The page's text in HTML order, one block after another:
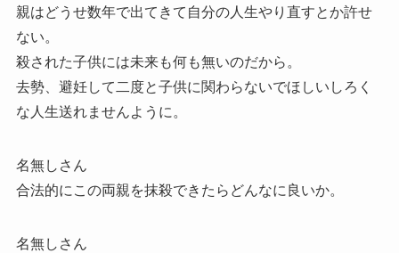
親はどうせ数年で出てきて自分の人生やり直すとか許せ
ない。
殺された子供には未来も何も無いのだから。
去勢、避妊して二度と子供に関わらないでほしいしろく
な人生送れませんように。
名無しさん
合法的にこの両親を抹殺できたらどんなに良いか。
名無しさん